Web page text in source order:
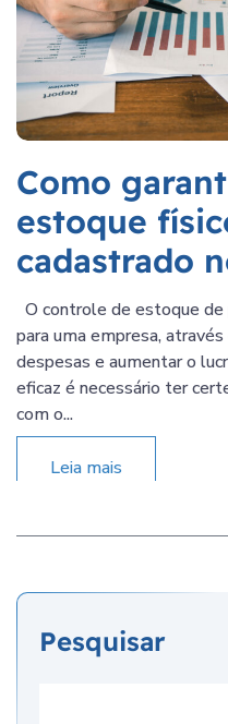
Como
estoque
cadastrado
O controle de estoque
para uma empresa,
despesas e aumentar o
eficaz é necessário ter
com o...
Leia mais
Pesquisar